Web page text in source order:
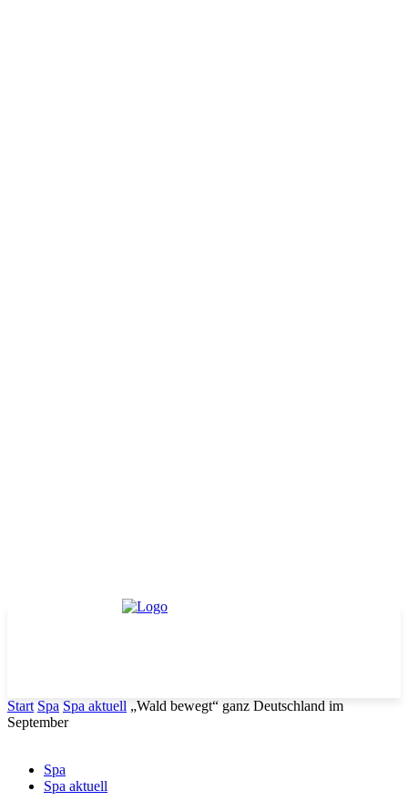
Start Spa Spa aktuell „Wald bewegt“ ganz Deutschland im
September
Spa
Spa aktuell